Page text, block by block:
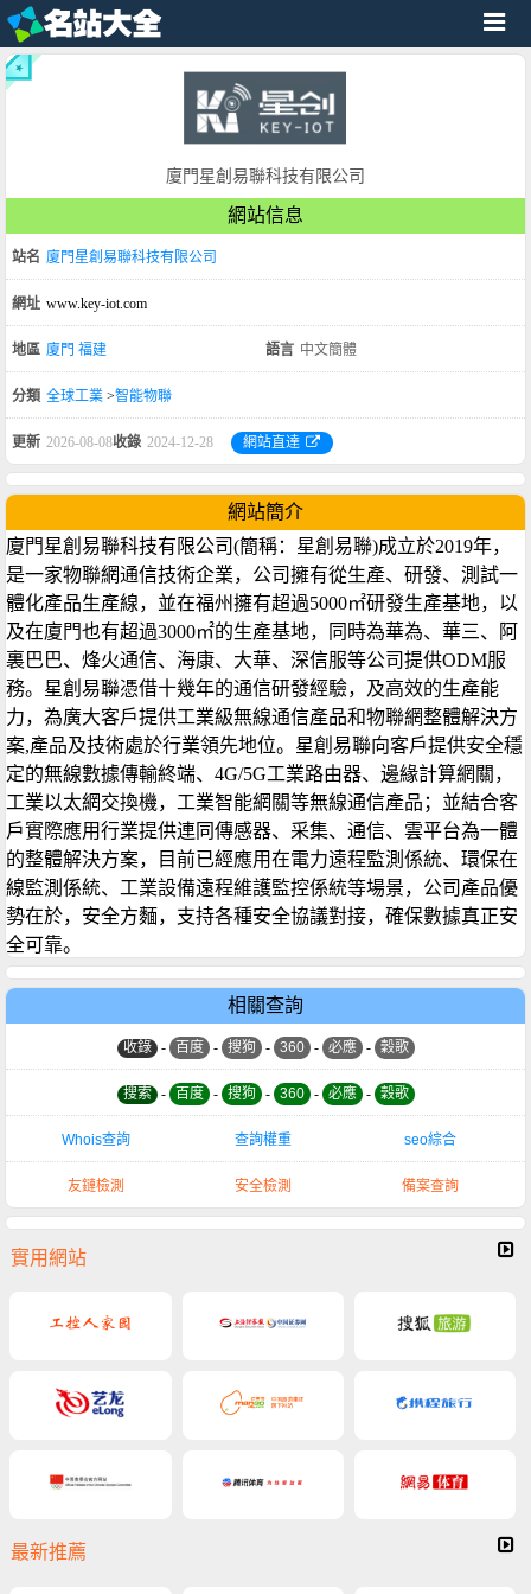
廈門星創易聯科技有限公司
網站信息
站名 廈門星創易聯科技有限公司
網址 www.key-iot.com
地區 廈門 福建 語言 中文簡體
分類 全球工業 >智能物聯
更新 2026-08-08收錄 2024-12-28 網站直達
網站簡介
廈門星創易聯科技有限公司(簡稱：星創易聯)成立於2019年，
是一家物聯網通信技術企業，公司擁有從生產、研發、測試一
體化產品生產線，並在福州擁有超過5000㎡研發生產基地，以
及在廈門也有超過3000㎡的生產基地，同時為華為、華三、阿
裏巴巴、烽火通信、海康、大華、深信服等公司提供ODM服
務。星創易聯憑借十幾年的通信研發經驗，及高效的生產能
力，為廣大客戶提供工業級無線通信產品和物聯網整體解決方
案,產品及技術處於行業領先地位。星創易聯向客戶提供安全穩
定的無線數據傳輸終端、4G/5G工業路由器、邊緣計算網關，
工業以太網交換機，工業智能網關等無線通信產品；並結合客
戶實際應用行業提供連同傳感器、采集、通信、雲平台為一體
的整體解決方案，目前已經應用在電力遠程監測係統、環保在
線監測係統、工業設備遠程維護監控係統等場景，公司產品優
勢在於，安全方麵，支持各種安全協議對接，確保數據真正安
全可靠。
相關查詢
收錄 - 百度 - 搜狗 - 360 - 必應 - 穀歌
搜索 - 百度 - 搜狗 - 360 - 必應 - 穀歌
Whois查詢 查詢權重 seo綜合
友鏈檢測 安全檢測 備案查詢
實用網站
最新推薦